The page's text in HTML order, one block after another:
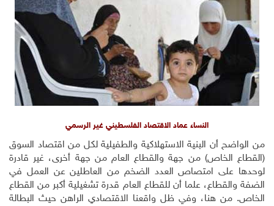
النساء عماد الاقتصاد الفلسطيني غير الرسمي
من الواضح أن البنية الاستهلاكية والطفيلية لكل من اقتصاد السوق
(القطاع الخاص) من جهة والقطاع العام من جهة أخرى، غير قادرة
لوحدها على امتصاص العدد الضخم من العاطلين عن العمل في
الضفة والقطاع، علما أن للقطاع العام قدرة تشغيلية أكبر من القطاع
الخاص. من هنا، وفي ظل واقعنا الاقتصادي الراهن حيث البطالة